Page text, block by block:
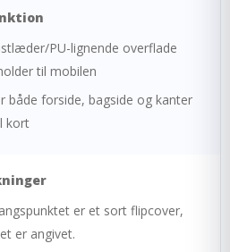
PU-lignende overflade
til mobilen
både forside, bagside og kanter
kort
er et sort flipcover,
er angivet.